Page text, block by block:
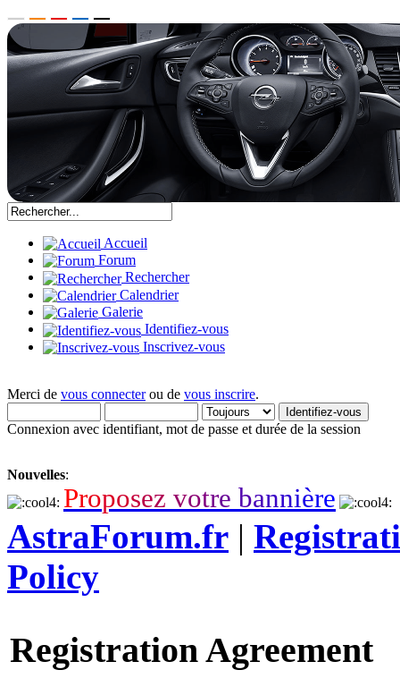
Accueil
Forum
Rechercher
Calendrier
Galerie
Identifiez-vous
Inscrivez-vous
Merci de vous connecterou de vous inscrire.
Connexion avec identifiant, mot de passe et durée de la session
Nouvelles:
Proposez votre bannière
AstraForum.fr |
Policy
Registration Agreement